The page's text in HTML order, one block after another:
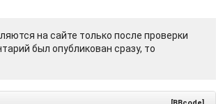
на сайте только после проверки
был опубликован сразу, то